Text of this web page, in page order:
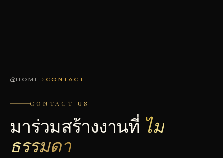
HOME CONTACT
CONTACT US
มาร่วมสร้างงานที่ ไม่
ธรรมดา